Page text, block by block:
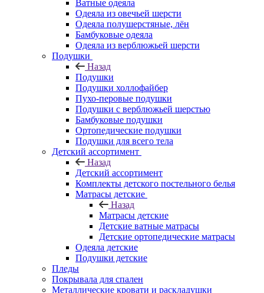
Ватные одеяла
Одеяла из овечьей шерсти
Одеяла полушерстяные, лён
Бамбуковые одеяла
Одеяла из верблюжьей шерсти
Подушки
Назад
Подушки
Подушки холлофайбер
Пухо-перовые подушки
Подушки с верблюжьей шерстью
Бамбуковые подушки
Ортопедические подушки
Подушки для всего тела
Детский ассортимент
Назад
Детский ассортимент
Комплекты детского постельного белья
Матрасы детские
Назад
Матрасы детские
Детские ватные матрасы
Детские ортопедические матрасы
Одеяла детские
Подушки детские
Пледы
Покрывала для спален
Металлические кровати и раскладушки